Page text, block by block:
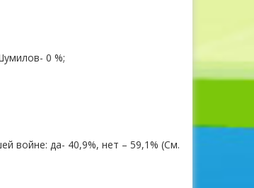
0 %;
войне: да- 40,9%, нет – 59,1% (См.